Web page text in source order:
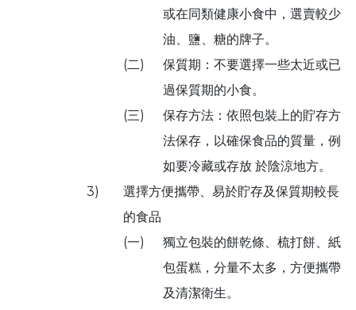
或在同類健康小食中，選賣較少
油、鹽、糖的牌子。
(二)
保質期：不要選擇一些太近或已
過保質期的小食。
(三)
保存方法：依照包裝上的貯存方
法保存，以確保食品的質量，例
如要冷藏或存放 於陰涼地方。
3)
選擇方便攜帶、易於貯存及保質期較長
的食品
(一)
獨立包裝的餅乾條、梳打餅、紙
包蛋糕，分量不太多，方便攜帶
及清潔衛生。